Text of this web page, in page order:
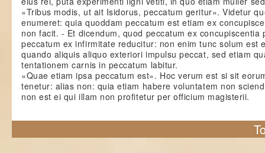
«Tribus modis, ut ait Isidorus, peccatum geritur». Videtur
enumeret: quia quoddam peccatum est etiam ex
non facit. - Et dicendum, quod peccatum ex concupiscentia
peccatum ex infirmitate reducitur: non enim tunc solum est
quando aliquis aliquo exteriori impulsu peccat, sed etiam
tentationem carnis in peccatum labitur.
«Quae etiam ipsa peccatum est». Hoc verum est si sit
tenetur: alias non: quia etiam habere voluntatem non
non est ei qui illam non profitetur per officium magisterii.